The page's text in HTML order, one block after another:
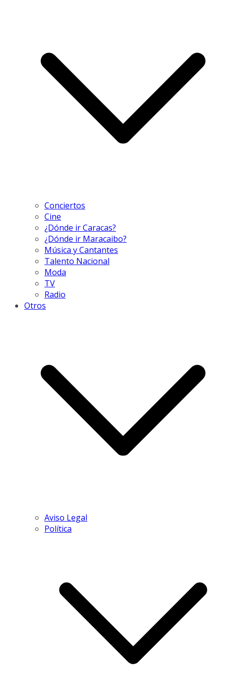
Conciertos
Cine
¿Dónde ir Caracas?
¿Dónde ir Maracaibo?
Música y Cantantes
Talento Nacional
Moda
TV
Radio
Otros
Aviso Legal
Política